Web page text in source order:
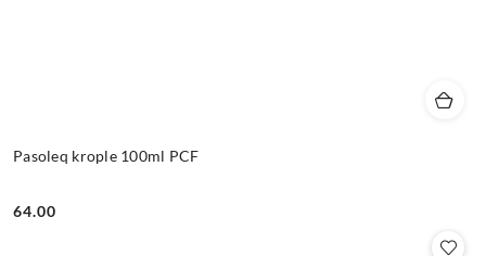
Pasoleq krople 100ml PCF
Cena:
64.00